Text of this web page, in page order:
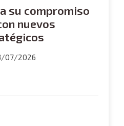
su compromiso
nuevos
07/2026